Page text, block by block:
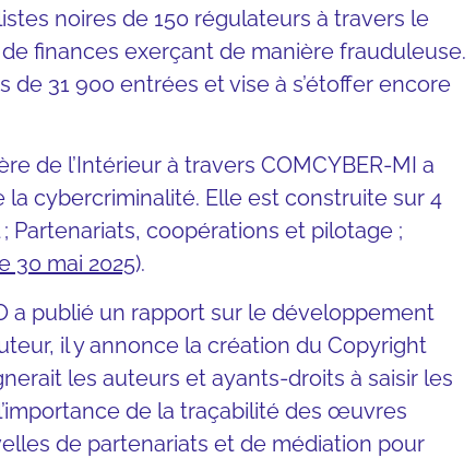
noires de 150 régulateurs à travers le
finances exerçant de manière frauduleuse.
31 900 entrées et vise à s’étoffer encore
de l’Intérieur à travers COMCYBER-MI a
cybercriminalité. Elle est construite sur 4
Partenariats, coopérations et pilotage ;
30 mai 2025).
a publié un rapport sur le développement
il y annonce la création du Copyright
les auteurs et ayants-droits à saisir les
de la traçabilité des œuvres
de partenariats et de médiation pour